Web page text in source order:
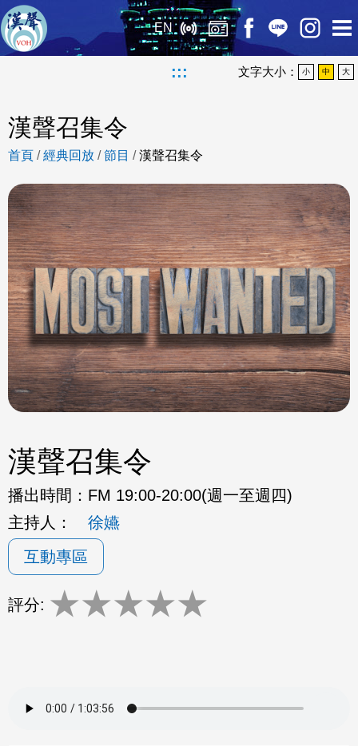
EN
::: 文字大小： 小 中 大
漢聲召集令
首頁 /經典回放 /節目 /漢聲召集令
漢聲召集令
播出時間： FM 19:00-20:00(週一至週四)
主持人：
徐嬿
互動專區
評分: ★★★★★